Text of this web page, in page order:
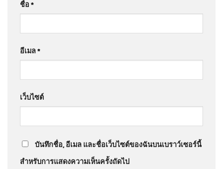
ชื่อ*
อีเมล*
เว็บไซต์
บันทึกชื่อ, อีเมล และชื่อเว็บไซต์ของฉันบนเบราว์เซอร์นี้
สำหรับการแสดงความเห็นครั้งถัดไป